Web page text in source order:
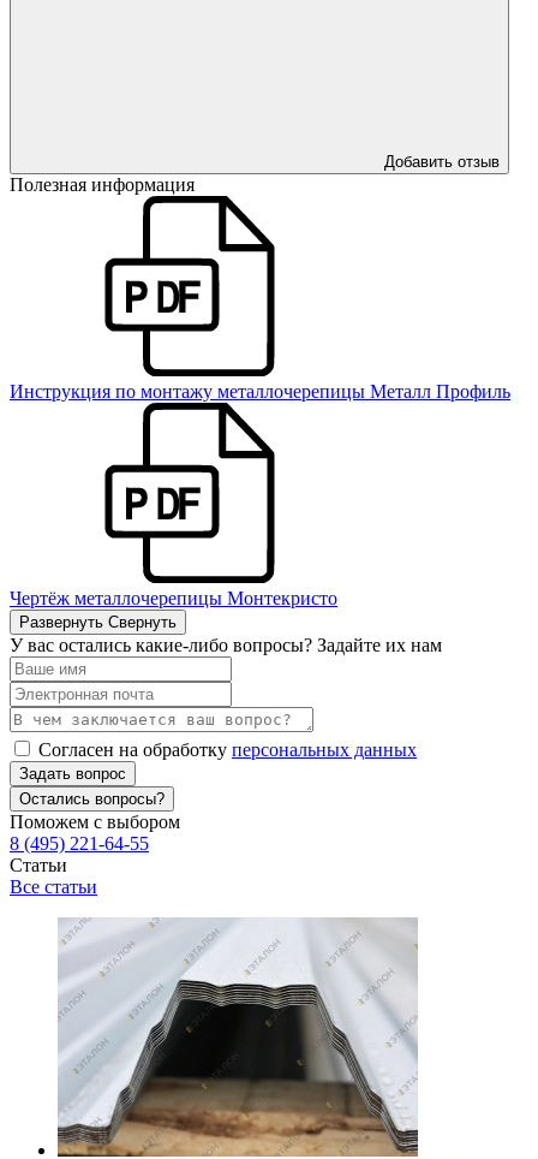
Добавить отзыв
Полезная информация
Инструкция по монтажу металлочерепицы Металл Профиль
Чертёж металлочерепицы Монтекристо
Развернуть Свернуть
У вас остались какие-либо вопросы? Задайте их нам
Согласен на обработку персональных данных
Задать вопрос
Остались вопросы?
Поможем с выбором
8 (495) 221-64-55
Статьи
Все статьи